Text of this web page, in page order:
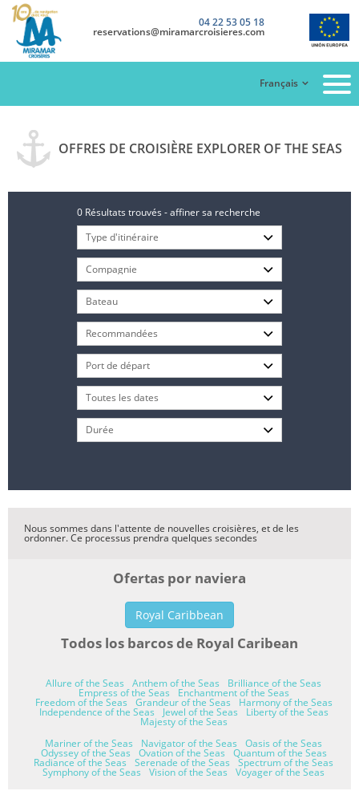
04 22 53 05 18
reservations@miramarcroisieres.com
Français
OFFRES DE CROISIÈRE EXPLORER OF THE SEAS
0 Résultats trouvés - affiner sa recherche
Nous sommes dans l'attente de nouvelles croisières, et de les
ordonner. Ce processus prendra quelques secondes
Ofertas por naviera
Royal Caribbean
Todos los barcos de Royal Caribean
Allure of the Seas Anthem of the Seas Brilliance of the Seas
Empress of the Seas Enchantment of the Seas
Freedom of the Seas Grandeur of the Seas Harmony of the Seas
Independence of the Seas Jewel of the Seas Liberty of the Seas
Majesty of the Seas
Mariner of the Seas
Navigator of the Seas Oasis of the Seas
Odyssey of the Seas Ovation of the Seas Quantum of the Seas
Radiance of the Seas Serenade of the Seas Spectrum of the Seas
Symphony of the Seas Vision of the Seas Voyager of the Seas